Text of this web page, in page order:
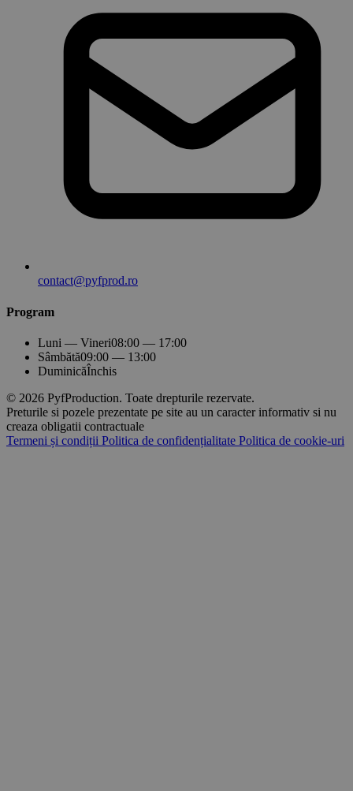
contact@pyfprod.ro
Program
Luni — Vineri08:00 — 17:00
Sâmbătă09:00 — 13:00
DuminicăÎnchis
© 2026 PyfProduction. Toate drepturile rezervate.
Preturile si pozele prezentate pe site au un caracter informativ si nu
creaza obligatii contractuale
Termeni și condiții Politica de confidențialitate Politica de cookie-uri